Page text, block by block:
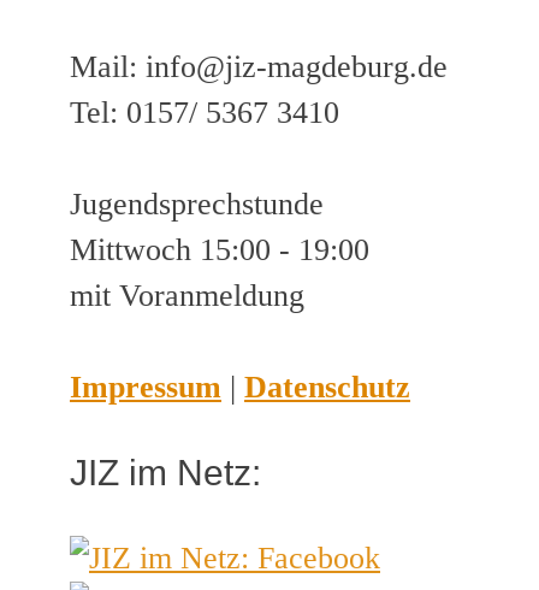
Mail: info@jiz-magdeburg.de
Tel: 0157/ 5367 3410
Jugendsprechstunde
Mittwoch 15:00 - 19:00
mit Voranmeldung
Impressum | Datenschutz
JIZ im Netz: